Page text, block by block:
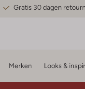
Gratis 30 dagen
Merken Looks &